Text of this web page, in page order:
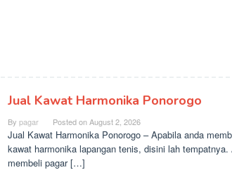
Jual Kawat Harmonika Ponorogo
By pagar Posted onAugust 2, 2026
Jual Kawat Harmonika Ponorogo – Apabila anda
kawat harmonika lapangan tenis, disini lah tempatnya.
membeli pagar […]